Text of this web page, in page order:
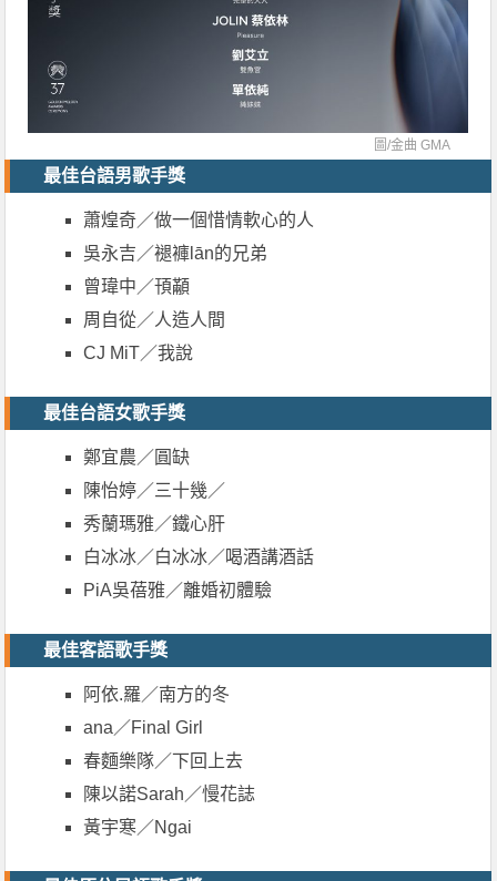
圖/金曲 GMA
最佳台語男歌手獎
蕭煌奇／做一個惜情軟心的人
吳永吉／褪褲lān的兄弟
曾瑋中／頇顢
周自從／人造人間
CJ MiT／我說
最佳台語女歌手獎
鄭宜農／圓缺
陳怡婷／三十幾／
秀蘭瑪雅／鐵心肝
白冰冰／白冰冰／喝酒講酒話
PiA吳蓓雅／離婚初體驗
最佳客語歌手獎
阿依.羅／南方的冬
ana／Final Girl
春麵樂隊／下回上去
陳以諾Sarah／慢花誌
黃宇寒／Ngai